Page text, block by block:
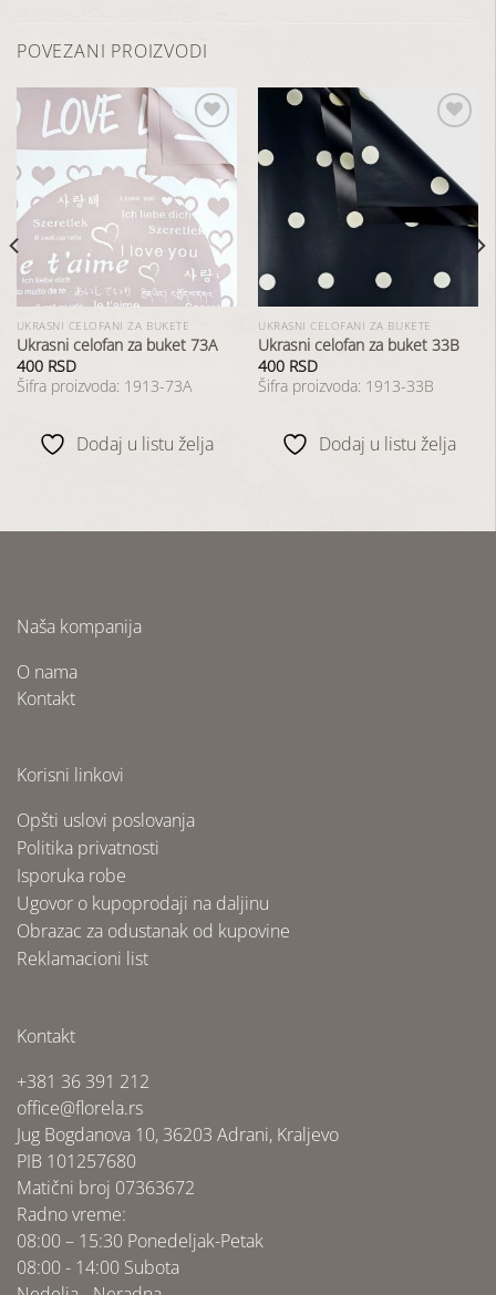
POVEZANI PROIZVODI
Dodaj
u
listu
želja
UKRASNI CELOFANI ZA BUKETE
Ukrasni celofan za buket 73A
400 RSD
Šifra proizvoda: 1913-73A
Dodaj u listu želja
Dodaj
u
listu
želja
UKRASNI CELOFANI ZA BUKETE
Ukrasni celofan za buket 33B
400 RSD
Šifra proizvoda: 1913-33B
Dodaj u listu želja
Naša kompanija
O nama
Kontakt
Korisni linkovi
Opšti uslovi poslovanja
Politika privatnosti
Isporuka robe
Ugovor o kupoprodaji na daljinu
Obrazac za odustanak od kupovine
Reklamacioni list
Kontakt
+381 36 391 212
office@florela.rs
Jug Bogdanova 10, 36203 Adrani, Kraljevo
PIB 101257680
Matični broj 07363672
Radno vreme:
08:00 – 15:30 Ponedeljak-Petak
08:00 - 14:00 Subota